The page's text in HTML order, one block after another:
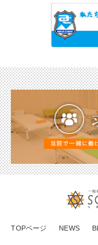
TOPページ NEWS